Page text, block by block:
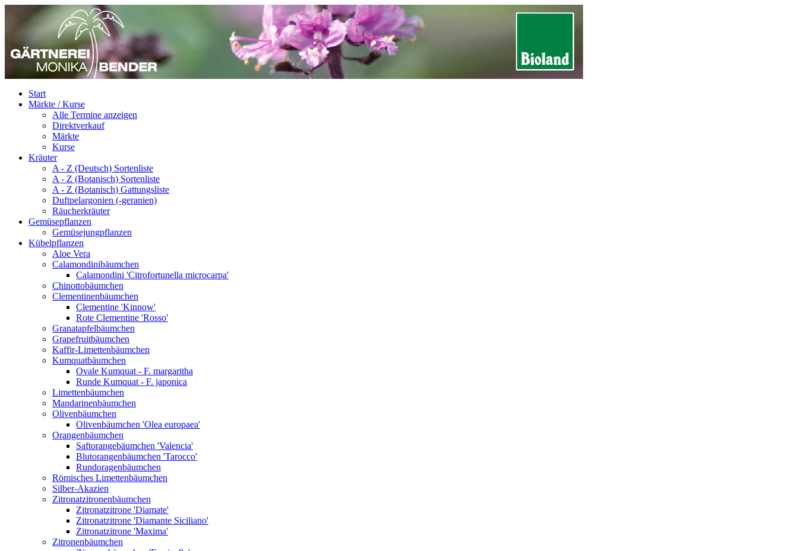
Start
Märkte / Kurse
Alle Termine anzeigen
Direktverkauf
Märkte
Kurse
Kräuter
A - Z (Deutsch) Sortenliste
A - Z (Botanisch) Sortenliste
A - Z (Botanisch) Gattungsliste
Duftpelargonien (-geranien)
Räucherkräuter
Gemüsepflanzen
Gemüsejungpflanzen
Kübelpflanzen
Aloe Vera
Calamondinibäumchen
Calamondini 'Citrofortunella microcarpa'
Chinottobäumchen
Clementinenbäumchen
Clementine 'Kinnow'
Rote Clementine 'Rosso'
Granatapfelbäumchen
Grapefruitbäumchen
Kaffir-Limettenbäumchen
Kumquatbäumchen
Ovale Kumquat - F. margaritha
Runde Kumquat - F. japonica
Limettenbäumchen
Mandarinenbäumchen
Olivenbäumchen
Olivenbäumchen 'Olea europaea'
Orangenbäumchen
Saftorangebäumchen 'Valencia'
Blutorangenbäumchen 'Tarocco'
Rundoragenbäumchen
Römisches Limettenbäumchen
Silber-Akazien
Zitronatzitronenbäumchen
Zitronatzitrone 'Diamate'
Zitronatzitrone 'Diamante Siciliano'
Zitronatzitrone 'Maxima'
Zitronenbäumchen